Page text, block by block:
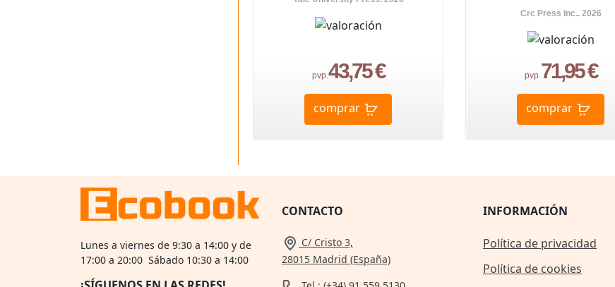
pvp.43,75 €
comprar
Crc Press Inc.. 2026
pvp.71,95 €
comprar
Lunes a viernes de 9:30 a 14:00 y de
17:00 a 20:00 Sábado 10:30 a 14:00
CONTACTO
C/ Cristo 3,
28015 Madrid (España)
INFORMACIÓN
Política de privacidad
Política de cookies